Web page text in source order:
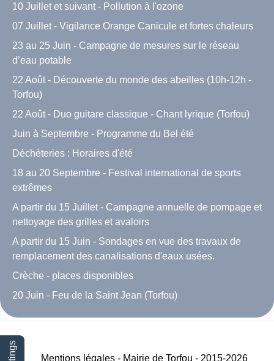
10 Juillet et suivant - Pollution à l'ozone
07 Juillet - Vigilance Orange Canicule et fortes chaleurs
23 au 25 Juin - Campagne de mesures sur le réseau
d’eau potable
22 Août - Découverte du monde des abeilles (10h-12h -
Torfou)
22 Août - Duo guitare classique - Chant lyrique (Torfou)
Juin à Septembre - Programme du Bel été
Déchèteries : Horaires d'été
18 au 20 Septembre - Festival international de sports
extrêmes
A partir du 15 Juillet - Campagne annuelle de pompage et
nettoyage des grilles et avaloirs
A partir du 15 Juin - Sondages en vue des travaux de
remplacement des canalisations d'eaux usées.
Crèche - places disponibles
20 Juin - Feu de la Saint Jean (Torfou)
Mentions légales - Mairie de Torfou - 2015-2026